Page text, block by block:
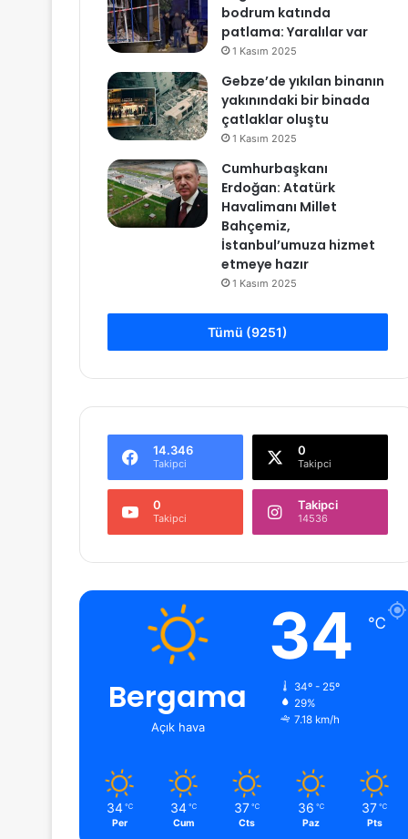
bodrum katında
patlama: Yaralılar var
1 Kasım 2025
Gebze’de yıkılan binanın
yakınındaki bir binada
çatlaklar oluştu
1 Kasım 2025
Cumhurbaşkanı
Erdoğan: Atatürk
Havalimanı Millet
Bahçemiz,
İstanbul’umuza hizmet
etmeye hazır
1 Kasım 2025
Tümü (9251)
14.346
Takipci
0
Takipci
0
Takipci
Takipci
14536
Bergama
Açık hava
34 ℃
34º - 25º
29%
7.18 km/h
34 ℃
Per
34 ℃
Cum
37 ℃
Cts
36 ℃
Paz
37 ℃
Pts